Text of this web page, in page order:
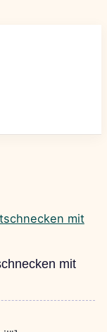
mit